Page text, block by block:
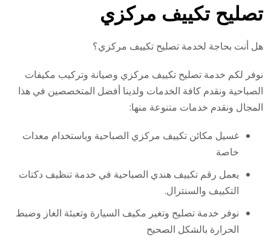
تصليح تكييف مركزي
هل أنت بحاجة لخدمة تصليح تكييف مركزي؟
نوفر لكم خدمة تصليح تكييف مركزي وصيانة وتركيب مكيفات
الصباحية ونقدم كافة الخدمات ولدينا أفضل المتخصصين في هذا
المجال ونقدم خدمات متنوعة منها:
غسيل مكائن تكييف مركزي الصباحية وباستخدام معدات
خاصة
يعمل رقم تكييف هندي الصباحية في خدمة تنظيف دكتات
التكييف والسنترال.
نوفر خدمة تصليح وتغير مكيف السيارة وتعبئة الغاز وضبط
الحرارة بالشكل الصحيح